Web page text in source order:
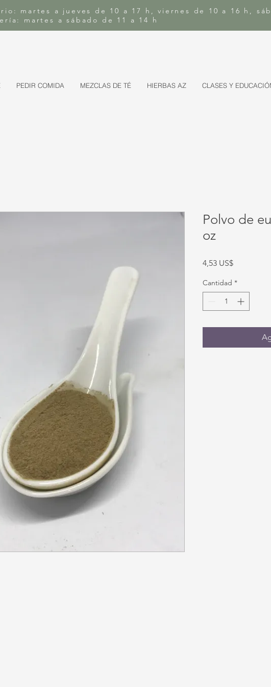
martes a jueves de 10 a 17 h, viernes de 10 a 16 h,
martes a sábado de 11 a 14 h
PEDIR COMIDA MEZCLAS DE TÉ HIERBAS AZ CLASES Y
Polvo de
oz
4,53 US$Precio
Cantidad *